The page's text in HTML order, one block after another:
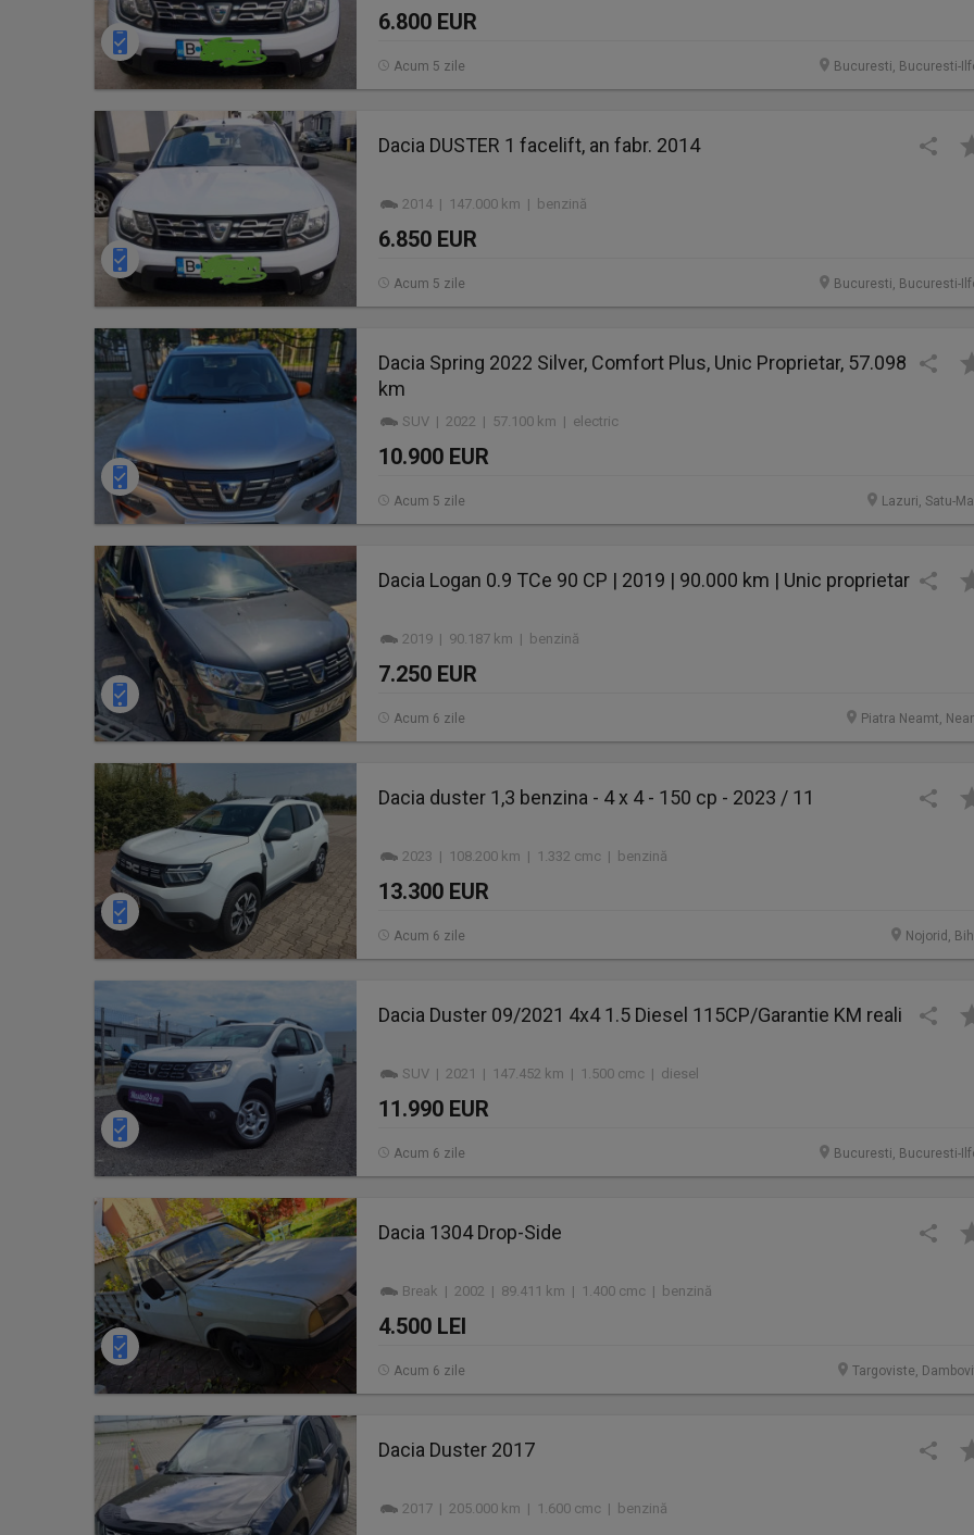
6.800 EUR
Bucuresti, Bucuresti-
Acum 5 zile
Dacia DUSTER 1 facelift, an fabr. 2014
2014 | 147.000 km | benzină
6.850 EUR
Bucuresti, Bucuresti-
Acum 5 zile
Dacia Spring 2022 Silver, Comfort Plus, Unic Proprietar, 57.098
km
SUV | 2022 | 57.100 km | electric
10.900 EUR
Lazuri, Satu-
Acum 5 zile
Dacia Logan 0.9 TCe 90 CP | 2019 | 90.000 km | Unic proprietar
2019 | 90.187 km | benzină
7.250 EUR
Piatra Neamt,
Acum 6 zile
Dacia duster 1,3 benzina - 4 x 4 - 150 cp - 2023 / 11
2023 | 108.200 km | 1.332 cmc | benzină
13.300 EUR
Nojorid,
Acum 6 zile
Dacia Duster 09/2021 4x4 1.5 Diesel 115CP/Garantie KM reali
SUV | 2021 | 147.452 km | 1.500 cmc | diesel
11.990 EUR
Bucuresti, Bucuresti-
Acum 6 zile
Dacia 1304 Drop-Side
Break | 2002 | 89.411 km | 1.400 cmc | benzină
4.500 LEI
Targoviste,
Acum 6 zile
Dacia Duster 2017
2017 | 205.000 km | 1.600 cmc | benzină